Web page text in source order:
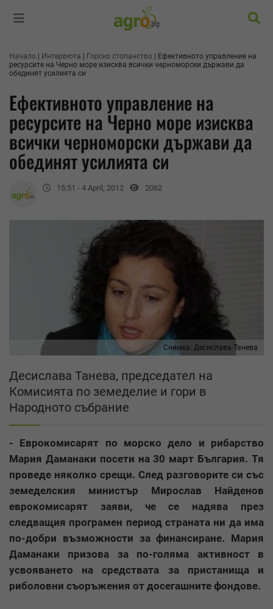
Начало Интервюта Горско стопанство
Ефективното управление на
ресурсите на Черно море изисква всички черноморски държави да
обединят усилията си
Ефективното управление на
ресурсите на Черно море изисква
всички черноморски държави да
обединят усилията си
15:51 - 4 April, 2012 2062
Снимка: Десислава Танева
Десислава Танева, председател на
Комисията по земеделие и гори в
Народното събрание
- Еврокомисарят по морско дело и рибарство
Мария Даманаки посети на 30 март България. Тя
проведе няколко срещи. След разговорите си със
земеделския министър Мирослав Найденов
еврокомисарят заяви, че се надява през
следващия програмен период страната ни да има
по-добри възможности за финансиране. Мария
Даманаки призова за по-голяма активност в
усвояването на средствата за пристанища и
риболовни съоръжения от досегашните фондове.